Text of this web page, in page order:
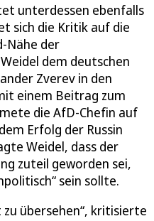
unterdessen ebenfalls
sich die Kritik auf die
Nähe der
dem deutschen
Zverev in den
einem Beitrag zum
die AfD-Chefin auf
Erfolg der Russin
Weidel, dass der
zuteil geworden sei,
sein sollte.
übersehen“, kritisierte